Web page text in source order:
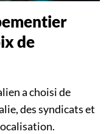
de
a choisi de
des syndicats et